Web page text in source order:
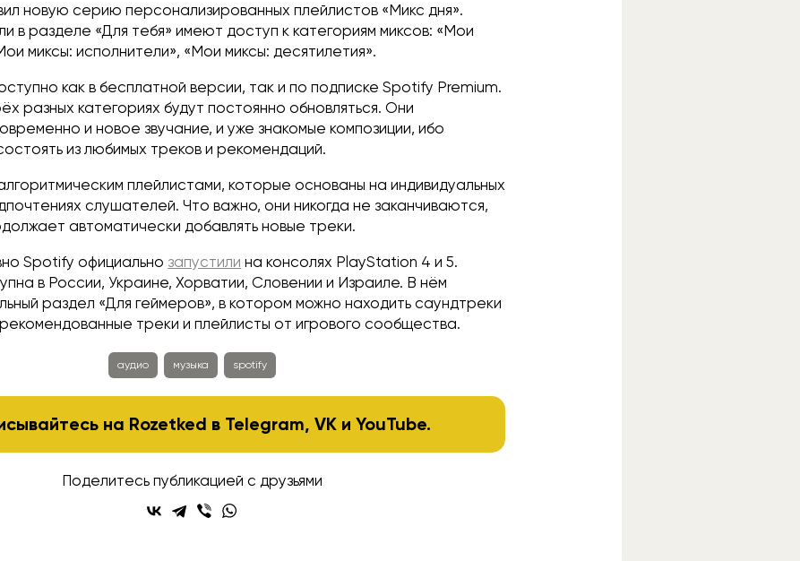
новую серию персонализированных плейлистов «Микс дня».
в разделе «Для тебя» имеют доступ к категориям миксов: «Мои
миксы: исполнители», «Мои миксы: десятилетия».
как в бесплатной версии, так и по подписке Spotify Premium.
разных категориях будут постоянно обновляться. Они
и новое звучание, и уже знакомые композиции, ибо
из любимых треков и рекомендаций.
плейлистами, которые основаны на индивидуальных
слушателей. Что важно, они никогда не заканчиваются,
автоматически добавлять новые треки.
Spotify официально запустили на консолях PlayStation 4 и 5.
в России, Украине, Хорватии, Словении и Израиле. В нём
раздел «Для геймеров», в котором можно находить саундтреки
рекомендованные треки и плейлисты от игрового сообщества.
аудио музыка spotify
на Rozetked в Telegram,VK иYouTube.
Поделитесь публикацией с друзьями